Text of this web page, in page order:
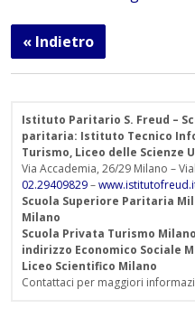
« Indietro
Istituto Paritario S. Freud –
paritaria: Istituto Tecnico
Turismo, Liceo delle Scienze
Via Accademia, 26/29 Milano –
02.29409829–
Scuola Superiore Paritaria
Milano
Scuola Privata Turismo Milano
indirizzo Economico Sociale
Liceo Scientifico Milano
Contattaci per maggiori